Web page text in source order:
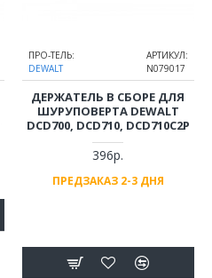
ПРО-ТЕЛЬ:
DEWALT
АРТИКУЛ:
N079017
ДЕРЖАТЕЛЬ В СБОРЕ ДЛЯ
ШУРУПОВЕРТА DEWALT
DCD700, DCD710, DCD710C2P
396р.
ПРЕДЗАКАЗ 2-3 ДНЯ